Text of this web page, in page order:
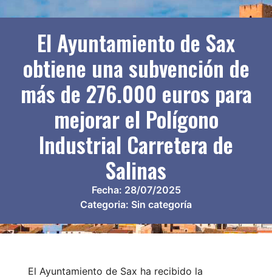
El Ayuntamiento de Sax
obtiene una subvención de
más de 276.000 euros para
mejorar el Polígono
Industrial Carretera de
Salinas
Fecha: 28/07/2025
Categoria: Sin categoría
El Ayuntamiento de Sax ha recibido la